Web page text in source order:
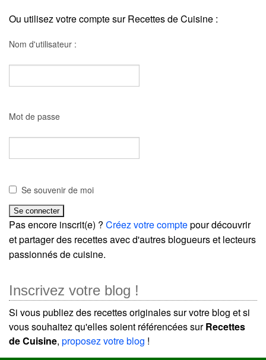
Ou utilisez votre compte sur Recettes de Cuisine :
Nom d'utilisateur :
Mot de passe
Se souvenir de moi
Pas encore inscrit(e) ? Créez votre comptepour découvrir
et partager des recettes avec d'autres blogueurs et lecteurs
passionnés de cuisine.
Inscrivez votre blog !
Si vous publiez des recettes originales sur votre blog et si
vous souhaitez qu'elles soient référencées surRecettes
de Cuisine, proposez votre blog !